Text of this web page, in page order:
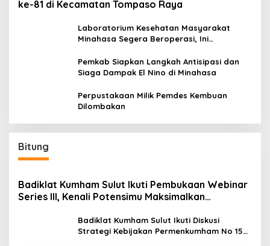
ke-81 di Kecamatan Tompaso Raya
Laboratorium Kesehatan Masyarakat
Minahasa Segera Beroperasi, Ini
Pemkab Siapkan Langkah Antisipasi dan
Siaga Dampak El Nino di Minahasa
Perpustakaan Milik Pemdes Kembuan
Dilombakan
Bitung
Badiklat Kumham Sulut Ikuti Pembukaan Webinar
Series III, Kenali Potensimu Maksimalkan
Badiklat Kumham Sulut Ikuti Diskusi
Strategi Kebijakan Permenkumham No 15